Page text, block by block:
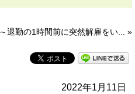
～退勤の1時間前に突然解雇をい... »
2022年1月11日